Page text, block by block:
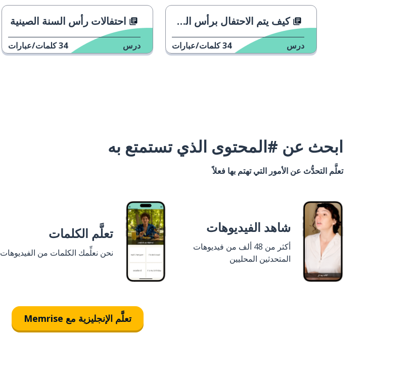
كيف يتم الاحتفال برأس السنة الصينية؟
درس 34كلمات/عبارات
احتفالات رأس السنة الصينية
درس 34كلمات/عبارات
ابحث عن #المحتوى الذي تستمتع به
تعلَّم التحدُّث عن الأمور التي تهتم بها فعلاً
شاهد الفيديوهات
أكثر من 48 ألف من فيديوهات
المتحدثين المحليين
تعلَّم الكلمات
نحن نعلِّمك الكلمات من الفيديوهات
تعلَّم الإنجليزية مع Memrise